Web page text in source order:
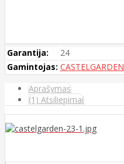
Garantija:
24
Gamintojas: CASTELGARDEN
Aprašymas
(1) Atsiliepimai